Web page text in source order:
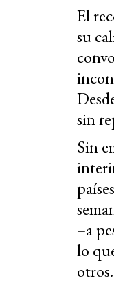
El
su
sin
Sin
–a
lo